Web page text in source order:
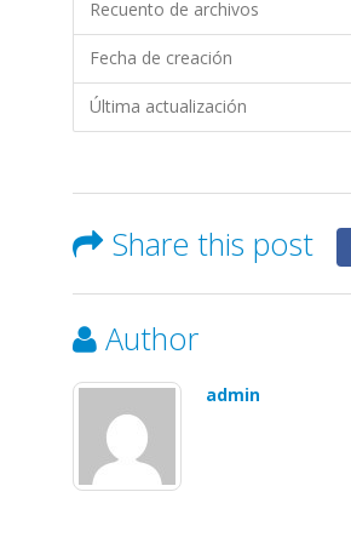
Recuento de archivos
Fecha de creación
Última actualización
Share this post
Author
admin